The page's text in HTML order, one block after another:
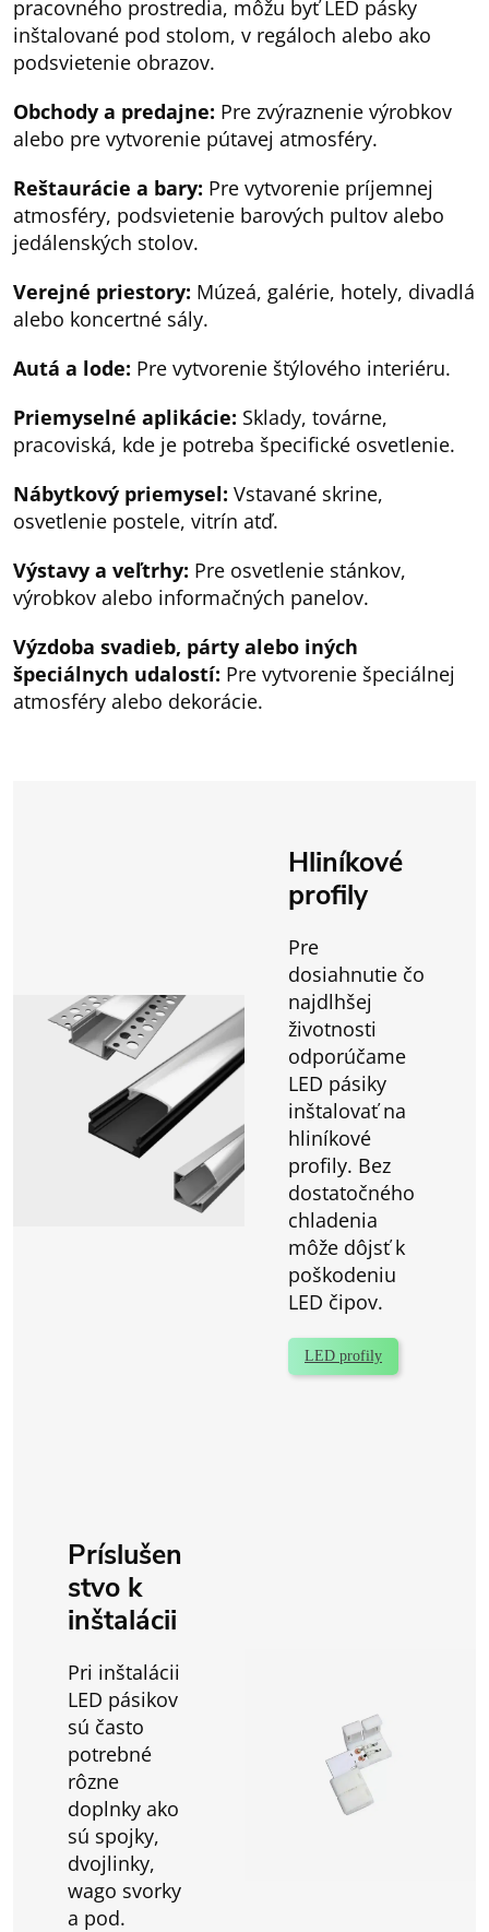
pracovného prostredia, môžu byť LED pásky
inštalované pod stolom, v regáloch alebo ako
podsvietenie obrazov.
Obchody a predajne: Pre zvýraznenie výrobkov
alebo pre vytvorenie pútavej atmosféry.
Reštaurácie a bary: Pre vytvorenie príjemnej
atmosféry, podsvietenie barových pultov alebo
jedálenských stolov.
Verejné priestory: Múzeá, galérie, hotely, divadlá
alebo koncertné sály.
Autá a lode: Pre vytvorenie štýlového interiéru.
Priemyselné aplikácie: Sklady, továrne,
pracoviská, kde je potreba špecifické osvetlenie.
Nábytkový priemysel: Vstavané skrine,
osvetlenie postele, vitrín atď.
Výstavy a veľtrhy: Pre osvetlenie stánkov,
výrobkov alebo informačných panelov.
Výzdoba svadieb, párty alebo iných
špeciálnych udalostí: Pre vytvorenie špeciálnej
atmosféry alebo dekorácie.
Hliníkové
profily
Pre
dosiahnutie čo
najdlhšej
životnosti
odporúčame
LED pásiky
inštalovať na
hliníkové
profily. Bez
dostatočného
chladenia
môže dôjsť k
poškodeniu
LED čipov.
LED profily
Príslušen
stvo k
inštalácii
Pri inštalácii
LED pásikov
sú často
potrebné
rôzne
doplnky ako
sú spojky,
dvojlinky,
wago svorky
a pod.